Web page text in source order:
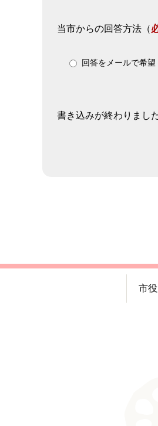
当市からの回答方法 （
回答をメールで希望
書き込みが終わりまし
市